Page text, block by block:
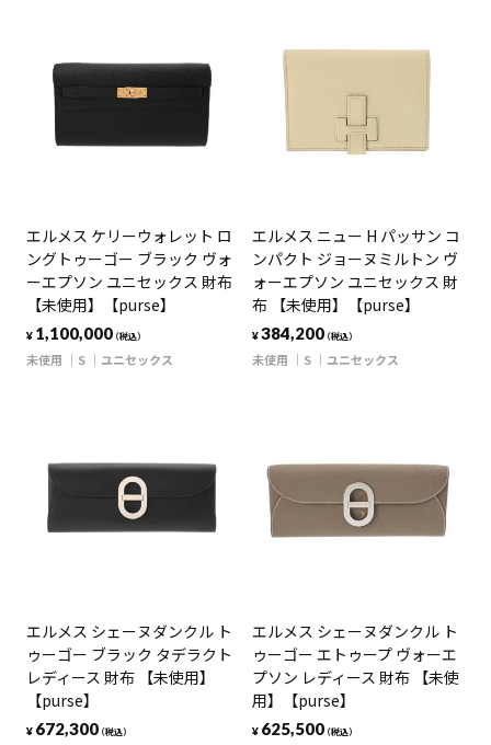
エルメス ケリーウォレット ロ
ングトゥーゴー ブラック ヴォ
ーエプソン ユニセックス 財布
【未使用】【purse】
¥ 1,100,000（税込）
未使用 S ユニセックス
エルメス ニュー H パッサン コ
ンパクト ジョーヌミルトン ヴ
ォーエプソン ユニセックス 財
布 【未使用】【purse】
¥384,200（税込）
未使用 S ユニセックス
エルメス シェーヌダンクル ト
ゥーゴー ブラック タデラクト
レディース 財布 【未使用】
【purse】
¥ 672,300（税込）
エルメス シェーヌダンクル ト
ゥーゴー エトゥープ ヴォーエ
プソン レディース 財布 【未使
用】【purse】
¥ 625,500（税込）